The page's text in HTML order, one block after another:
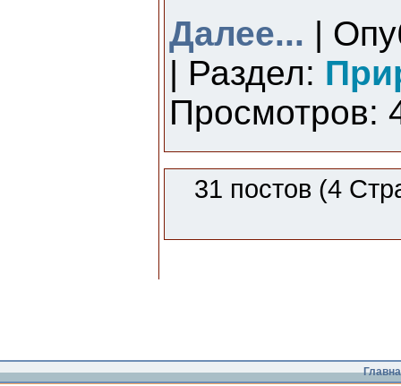
Далее... |
| Раздел:
Просмотров:
31 постов (4